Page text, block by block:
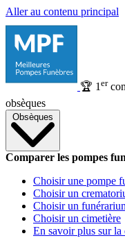
Aller au contenu principal
🏆 1 er
obsèques
Obsèques
Comparer les pompes
Choisir une pompe
Choisir un
Choisir un
Choisir un cimetière
En savoir plus sur